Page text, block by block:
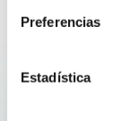
Preferencias
Estadística
Reganosa
Energía
USC